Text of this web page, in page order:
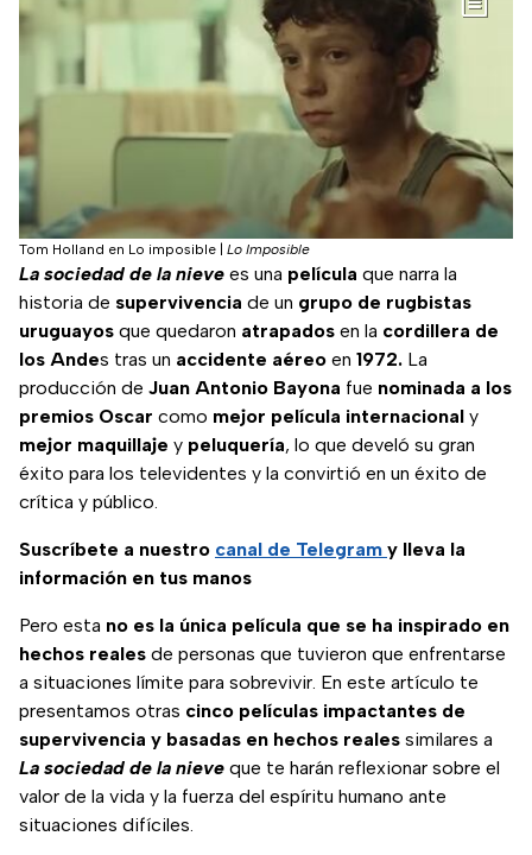
Tom Holland en Lo imposible Lo Imposible
La sociedad de la nieve es una película que narra la
historia de supervivencia de un grupo de rugbistas
uruguayos que quedaron atrapados en la cordillera de
los Andes tras un accidente aéreo en 1972. La
producción de Juan Antonio Bayona fue nominada a los
premios Oscar como mejor película internacional y
mejor maquillaje y peluquería, lo que develó su gran
éxito para los televidentes y la convirtió en un éxito de
crítica y público.
Suscríbete a nuestro canal de Telegram y lleva la
información en tus manos
Pero esta no es la única película que se ha inspirado en
hechos reales de personas que tuvieron que enfrentarse
a situaciones límite para sobrevivir. En este artículo te
presentamos otras cinco películas impactantes de
supervivencia y basadas en hechos reales similares a
La sociedad de la nieve que te harán reflexionar sobre el
valor de la vida y la fuerza del espíritu humano ante
situaciones difíciles.